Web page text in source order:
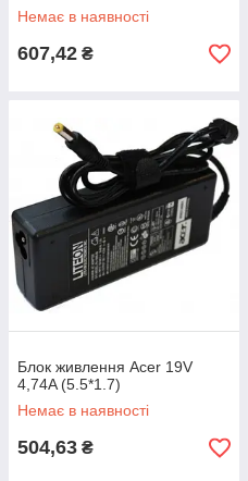
Немає в наявності
607,42 ₴
Блок живлення Acer 19V
4,74A (5.5*1.7)
Немає в наявності
504,63 ₴